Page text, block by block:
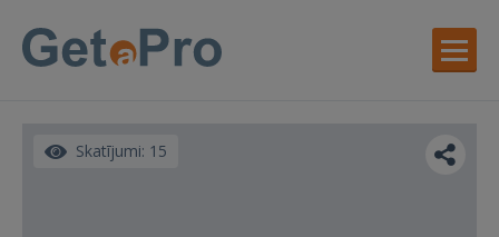
Skatījumi: 15